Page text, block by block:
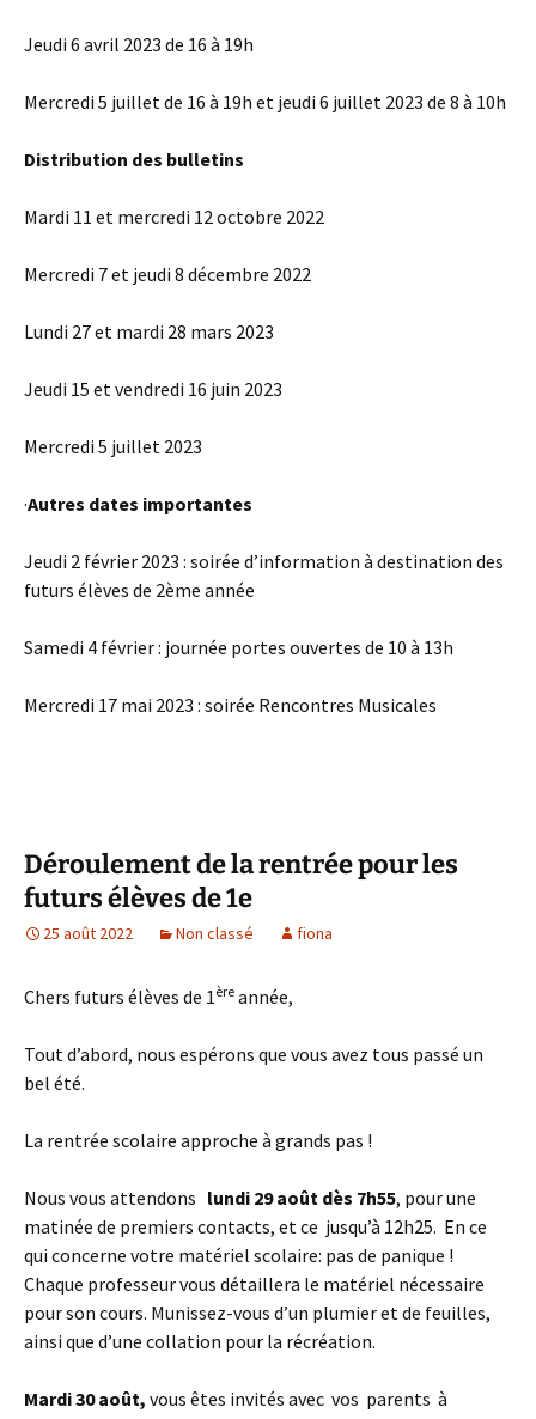
Jeudi 6 avril 2023 de 16 à 19h
Mercredi 5 juillet de 16 à 19h et jeudi 6 juillet 2023 de 8 à 10h
Distribution des bulletins
Mardi 11 et mercredi 12 octobre 2022
Mercredi 7 et jeudi 8 décembre 2022
Lundi 27 et mardi 28 mars 2023
Jeudi 15 et vendredi 16 juin 2023
Mercredi 5 juillet 2023
·Autres dates importantes
Jeudi 2 février 2023 : soirée d’information à destination des
futurs élèves de 2ème année
Samedi 4 février : journée portes ouvertes de 10 à 13h
Mercredi 17 mai 2023 : soirée Rencontres Musicales
Déroulement de la rentrée pour les
futurs élèves de 1e
25 août 2022 Non classé fiona
Chers futurs élèves de 1ère année,
Tout d’abord, nous espérons que vous avez tous passé un
bel été.
La rentrée scolaire approche à grands pas !
Nous vous attendons lundi 29 août dès 7h55, pour une
matinée de premiers contacts, et ce jusqu’à 12h25. En ce
qui concerne votre matériel scolaire: pas de panique !
Chaque professeur vous détaillera le matériel nécessaire
pour son cours. Munissez-vous d’un plumier et de feuilles,
ainsi que d’une collation pour la récréation.
Mardi 30 août, vous êtes invités avec vos parents à